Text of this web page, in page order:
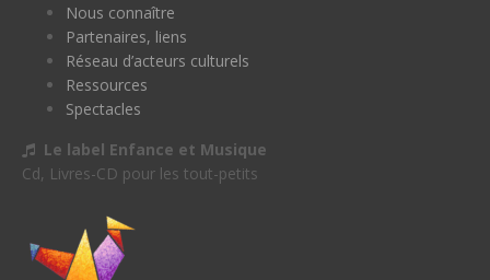
Nous connaître
Partenaires, liens
Réseau d’acteurs culturels
Ressources
Spectacles
Le label Enfance et Musique
Cd, Livres-CD pour les tout-petits